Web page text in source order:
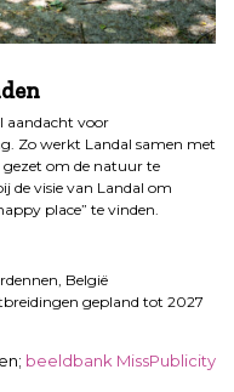
aandacht voor
Zo werkt Landal samen met
gezet om de natuur te
de visie van Landal om
place” te vinden.
België
gepland tot 2027
beeldbank MissPublicity